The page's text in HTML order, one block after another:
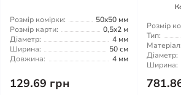
Розмір комірки:
50x50 мм
Розмір карти:
0,5x2 м
Діаметр:
4 мм
Ширина:
50 см
Довжина:
4 мм
129.69 грн
Розмір
Тип:
Матеріал:
Діаметр:
Ширина: